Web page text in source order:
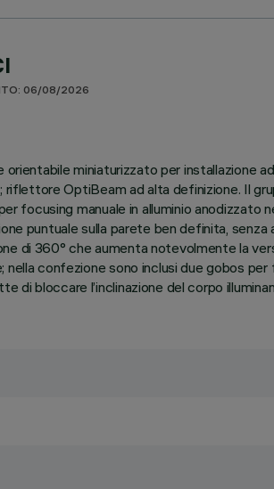
06/08/2026
miniaturizzato per installazione
riflettore OptiBeam ad alta definizione. Il
focusing manuale in alluminio
puntuale sulla parete ben definita,
di 360° che aumenta notevolmente la
nella confezione sono inclusi due gobos
di bloccare l’inclinazione del corpo